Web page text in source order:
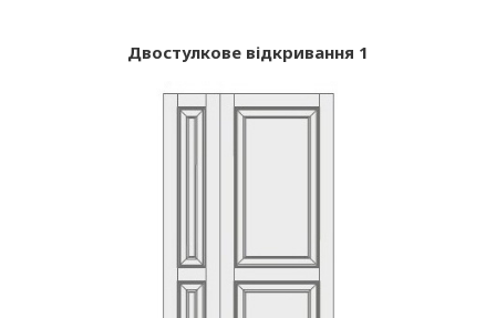
Двостулкове відкривання 1